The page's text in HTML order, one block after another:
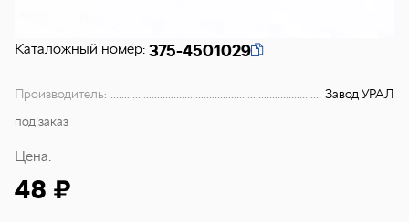
Каталожный номер: 375-4501029
Производитель:
Завод УРАЛ
под заказ
Цена:
48 ₽